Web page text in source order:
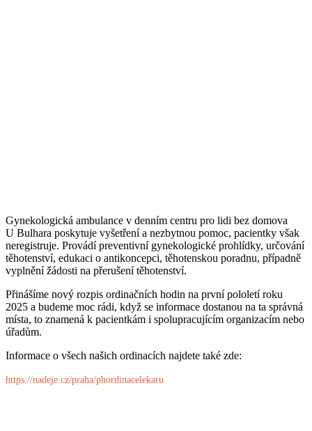
Gynekologická ambulance v denním centru pro lidi bez domova
U Bulhara poskytuje vyšetření a nezbytnou pomoc, pacientky však
neregistruje. Provádí preventivní gynekologické prohlídky, určování
těhotenství, edukaci o antikoncepci, těhotenskou poradnu, případně
vyplnění žádosti na přerušení těhotenství.
Přinášíme nový rozpis ordinačních hodin na první pololetí roku
2025 a budeme moc rádi, když se informace dostanou na ta správná
místa, to znamená k pacientkám i spolupracujícím organizacím nebo
úřadům.
Informace o všech našich ordinacích najdete také zde:
https://nadeje.cz/praha/phordinacelekaru